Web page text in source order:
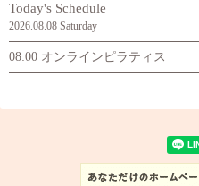
Today's Schedule
2026.08.08 Saturday
08:00 オンラインピラティス